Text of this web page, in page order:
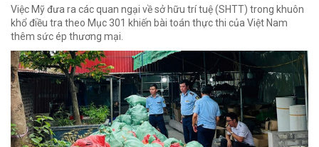
Việc Mỹ đưa ra các quan ngại về sở hữu trí tuệ (SHTT) trong khuôn
khổ điều tra theo Mục 301 khiến bài toán thực thi của Việt Nam
thêm sức ép thương mại.